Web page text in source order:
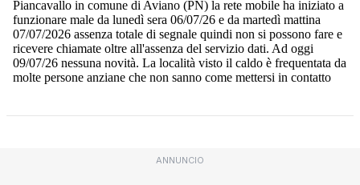
ANNUNCIO